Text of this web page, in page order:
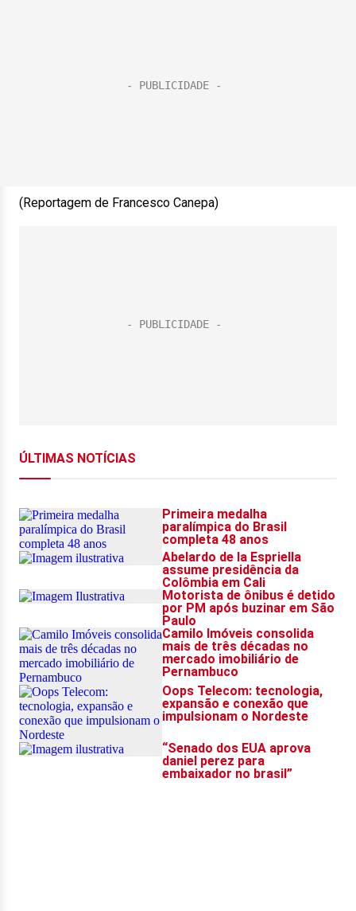
(Reportagem de Francesco Canepa)